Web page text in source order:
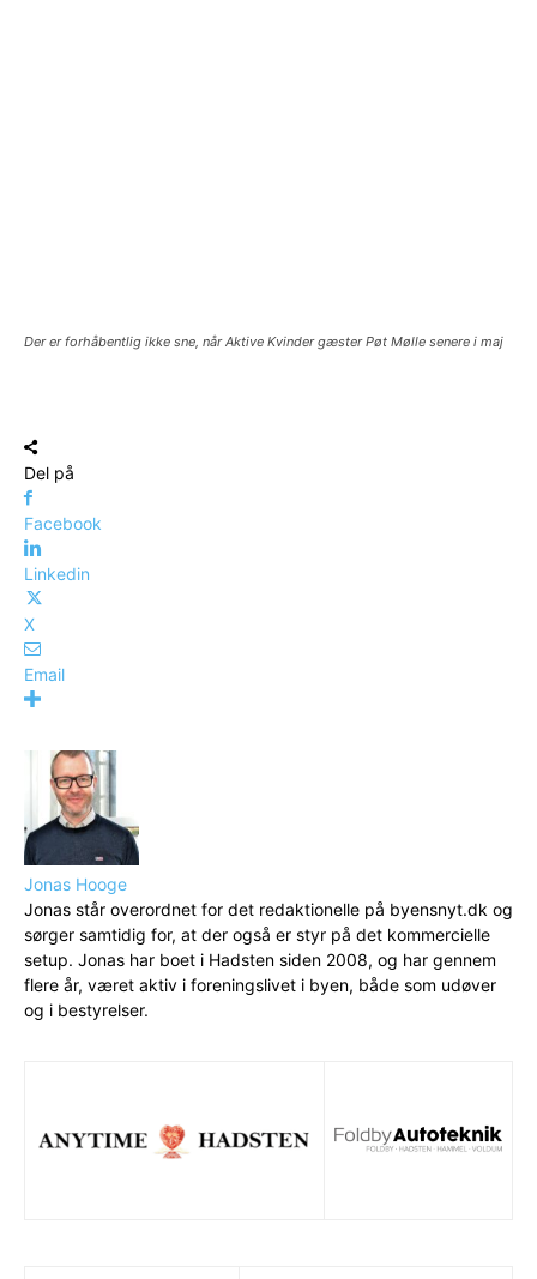
Der er forhåbentlig ikke sne, når Aktive Kvinder gæster Pøt Mølle senere i maj
Del på
Facebook
Linkedin
X
Email
Jonas Hooge
Jonas står overordnet for det redaktionelle på byensnyt.dk og
sørger samtidig for, at der også er styr på det kommercielle
setup. Jonas har boet i Hadsten siden 2008, og har gennem
flere år, været aktiv i foreningslivet i byen, både som udøver
og i bestyrelser.